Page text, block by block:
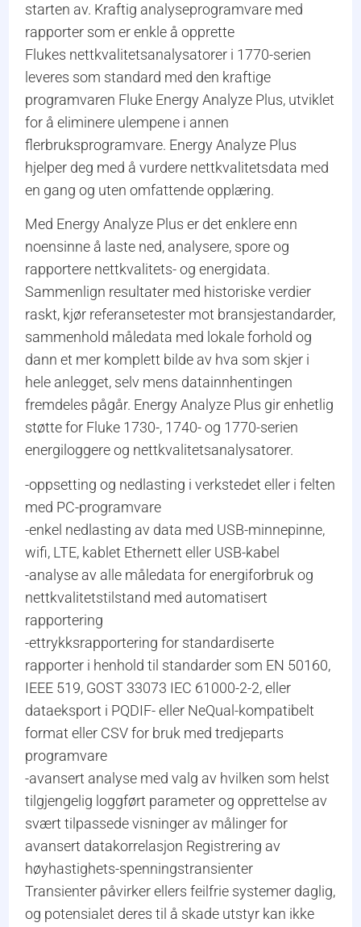
starten av. Kraftig analyseprogramvare med
rapporter som er enkle å opprette
Flukes nettkvalitetsanalysatorer i 1770-serien
leveres som standard med den kraftige
programvaren Fluke Energy Analyze Plus, utviklet
for å eliminere ulempene i annen
flerbruksprogramvare. Energy Analyze Plus
hjelper deg med å vurdere nettkvalitetsdata med
en gang og uten omfattende opplæring.
Med Energy Analyze Plus er det enklere enn
noensinne å laste ned, analysere, spore og
rapportere nettkvalitets- og energidata.
Sammenlign resultater med historiske verdier
raskt, kjør referansetester mot bransjestandarder,
sammenhold måledata med lokale forhold og
dann et mer komplett bilde av hva som skjer i
hele anlegget, selv mens datainnhentingen
fremdeles pågår. Energy Analyze Plus gir enhetlig
støtte for Fluke 1730-, 1740- og 1770-serien
energiloggere og nettkvalitetsanalysatorer.
-oppsetting og nedlasting i verkstedet eller i felten
med PC-programvare
-enkel nedlasting av data med USB-minnepinne,
wifi, LTE, kablet Ethernett eller USB-kabel
-analyse av alle måledata for energiforbruk og
nettkvalitetstilstand med automatisert
rapportering
-ettrykksrapportering for standardiserte
rapporter i henhold til standarder som EN 50160,
IEEE 519, GOST 33073 IEC 61000-2-2, eller
dataeksport i PQDIF- eller NeQual-kompatibelt
format eller CSV for bruk med tredjeparts
programvare
-avansert analyse med valg av hvilken som helst
tilgjengelig loggført parameter og opprettelse av
svært tilpassede visninger av målinger for
avansert datakorrelasjon Registrering av
høyhastighets-spenningstransienter
Transienter påvirker ellers feilfrie systemer daglig,
og potensialet deres til å skade utstyr kan ikke